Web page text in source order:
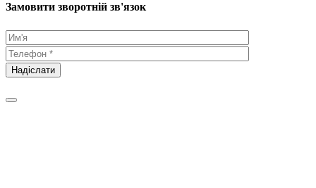
Замовити зворотній зв'язок